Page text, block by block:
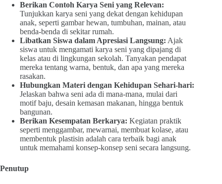
Berikan Contoh Karya Seni yang Relevan:
Tunjukkan karya seni yang dekat dengan kehidupan
anak, seperti gambar hewan, tumbuhan, mainan, atau
benda-benda di sekitar rumah.
Libatkan Siswa dalam Apresiasi Langsung: Ajak
siswa untuk mengamati karya seni yang dipajang di
kelas atau di lingkungan sekolah. Tanyakan pendapat
mereka tentang warna, bentuk, dan apa yang mereka
rasakan.
Hubungkan Materi dengan Kehidupan Sehari-hari:
Jelaskan bahwa seni ada di mana-mana, mulai dari
motif baju, desain kemasan makanan, hingga bentuk
bangunan.
Berikan Kesempatan Berkarya: Kegiatan praktik
seperti menggambar, mewarnai, membuat kolase, atau
membentuk plastisin adalah cara terbaik bagi anak
untuk memahami konsep-konsep seni secara langsung.
Penutup